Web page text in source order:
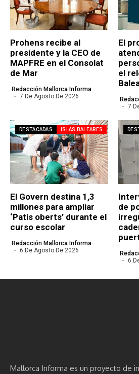
Prohens recibe al
presidente y la CEO de
MAPFRE en el Consolat
de Mar
Redacción Mallorca Informa
7 De Agosto De 2026
El
el
7
DESTACADAS ISLAS BALEARES
El Govern destina 1,3
millones para ampliar
‘Patis oberts’ durante el
curso escolar
Redacción Mallorca Informa
6 De Agosto De 2026
de
6
Mallorca Informa es un proyecto de